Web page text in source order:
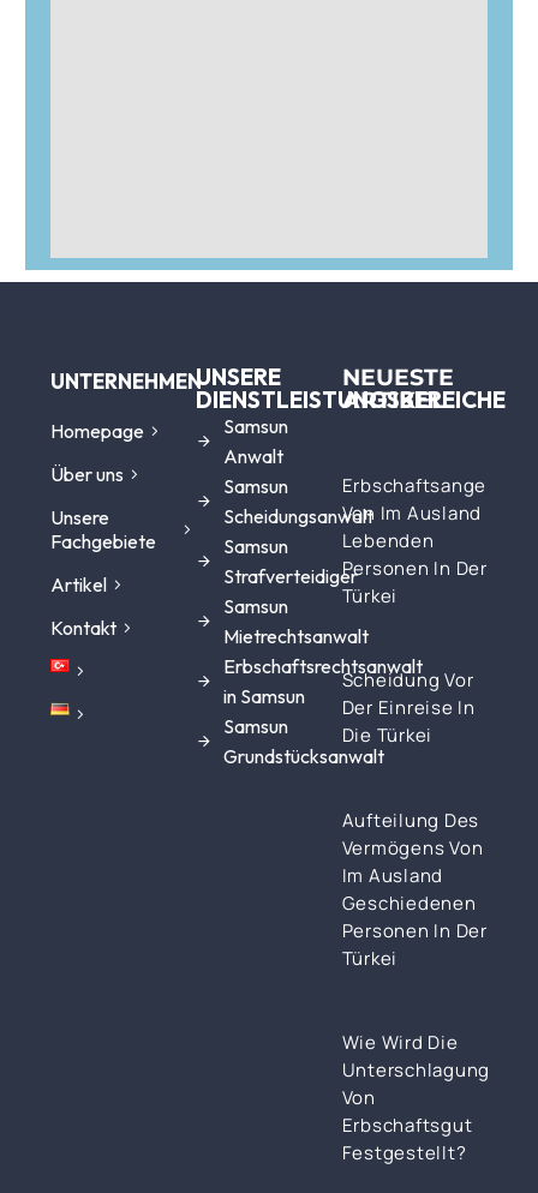
UNTERNEHMEN
Homepage
Über uns
Unsere
Fachgebiete
Artikel
Kontakt
UNSERE
DIENSTLEISTUNGSBEREICHE
Samsun
Anwalt
Samsun
Scheidungsanwalt
Samsun
Strafverteidiger
Samsun
Mietrechtsanwalt
Erbschaftsrechtsanwalt
in Samsun
Samsun
Grundstücksanwalt
NEUESTE
ARTIKEL
Von Im Ausland
Lebenden
Personen In Der
Türkei
Scheidung Vor
Der Einreise In
Die Türkei
Aufteilung Des
Vermögens Von
Im Ausland
Geschiedenen
Personen In Der
Türkei
Wie Wird Die
Unterschlagung
Von
Erbschaftsgut
Festgestellt?